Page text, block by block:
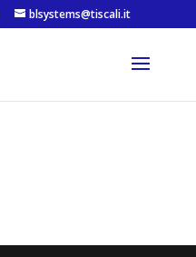
blsystems@tiscali.it